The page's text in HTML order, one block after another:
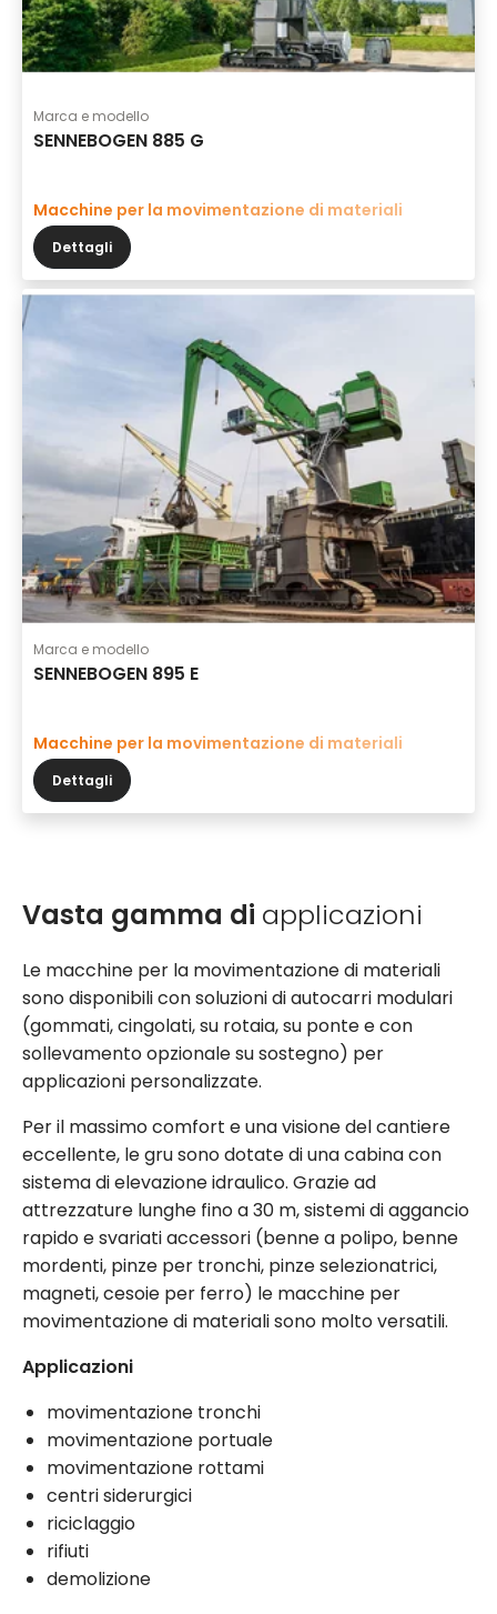
Marca e modello
SENNEBOGEN 885 G
Macchine per la movimentazione di materiali
Dettagli
Marca e modello
SENNEBOGEN 895 E
Macchine per la movimentazione di materiali
Dettagli
Vasta gamma di applicazioni
Le macchine per la movimentazione di materiali
sono disponibili con soluzioni di autocarri modulari
(gommati, cingolati, su rotaia, su ponte e con
sollevamento opzionale su sostegno) per
applicazioni personalizzate.
Per il massimo comfort e una visione del cantiere
eccellente, le gru sono dotate di una cabina con
sistema di elevazione idraulico. Grazie ad
attrezzature lunghe fino a 30 m, sistemi di aggancio
rapido e svariati accessori (benne a polipo, benne
mordenti, pinze per tronchi, pinze selezionatrici,
magneti, cesoie per ferro) le macchine per
movimentazione di materiali sono molto versatili.
Applicazioni
movimentazione tronchi
movimentazione portuale
movimentazione rottami
centri siderurgici
riciclaggio
rifiuti
demolizione